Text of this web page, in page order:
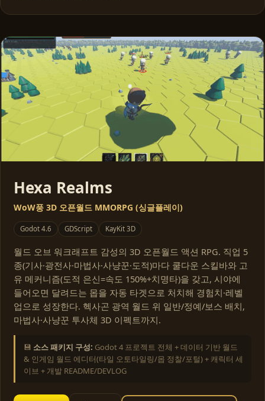
Hexa Realms
WoW풍 3D 오픈월드 MMORPG (싱글플레이)
Godot 4.6 GDScript KayKit 3D
월드 오브 워크래프트 감성의 3D 오픈월드 액션 RPG. 직업 5
종(기사·광전사·마법사·사냥꾼·도적)마다 쿨다운 스킬바와 고
유 메커니즘(도적 은신=속도 150%+치명타)을 갖고, 시야에
들어오면 달려드는 몹을 자동 타겟으로 처치해 경험치·레벨
업으로 성장한다. 헥사곤 광역 월드 위 일반/정예/보스 배치,
마법사·사냥꾼 투사체 3D 이펙트까지.
💾 소스 패키지 구성: Godot 4 프로젝트 전체 + 데이터 기반 월드
& 인게임 월드 에디터(타일 오토타일링/몹 정찰/포털) + 캐릭터 세
이브 + 개발 README/DEVLOG